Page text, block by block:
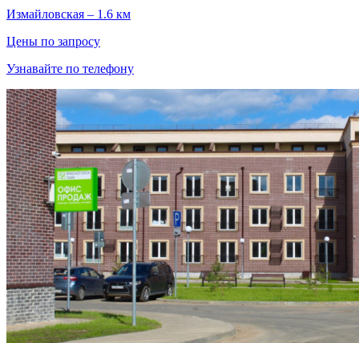
Измайловская – 1.6 км
Цены по запросу
Узнавайте по телефону